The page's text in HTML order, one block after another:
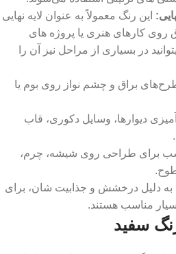
این رنگ‌ معمولاً به عنوان لایه نهایی
روی کارهای هنری یا پروژه‌ های
در بسیاری از مراحل نیز آن را
طرح‌های براق و چشم ‌نواز روی بوم یا
دیوارها، وسایل دکوری، قاب
برای طراحی روی شیشه، چرم،
به دلیل درخشش و جذابیت ‌شان، برای
مناسب هستند.
سفید